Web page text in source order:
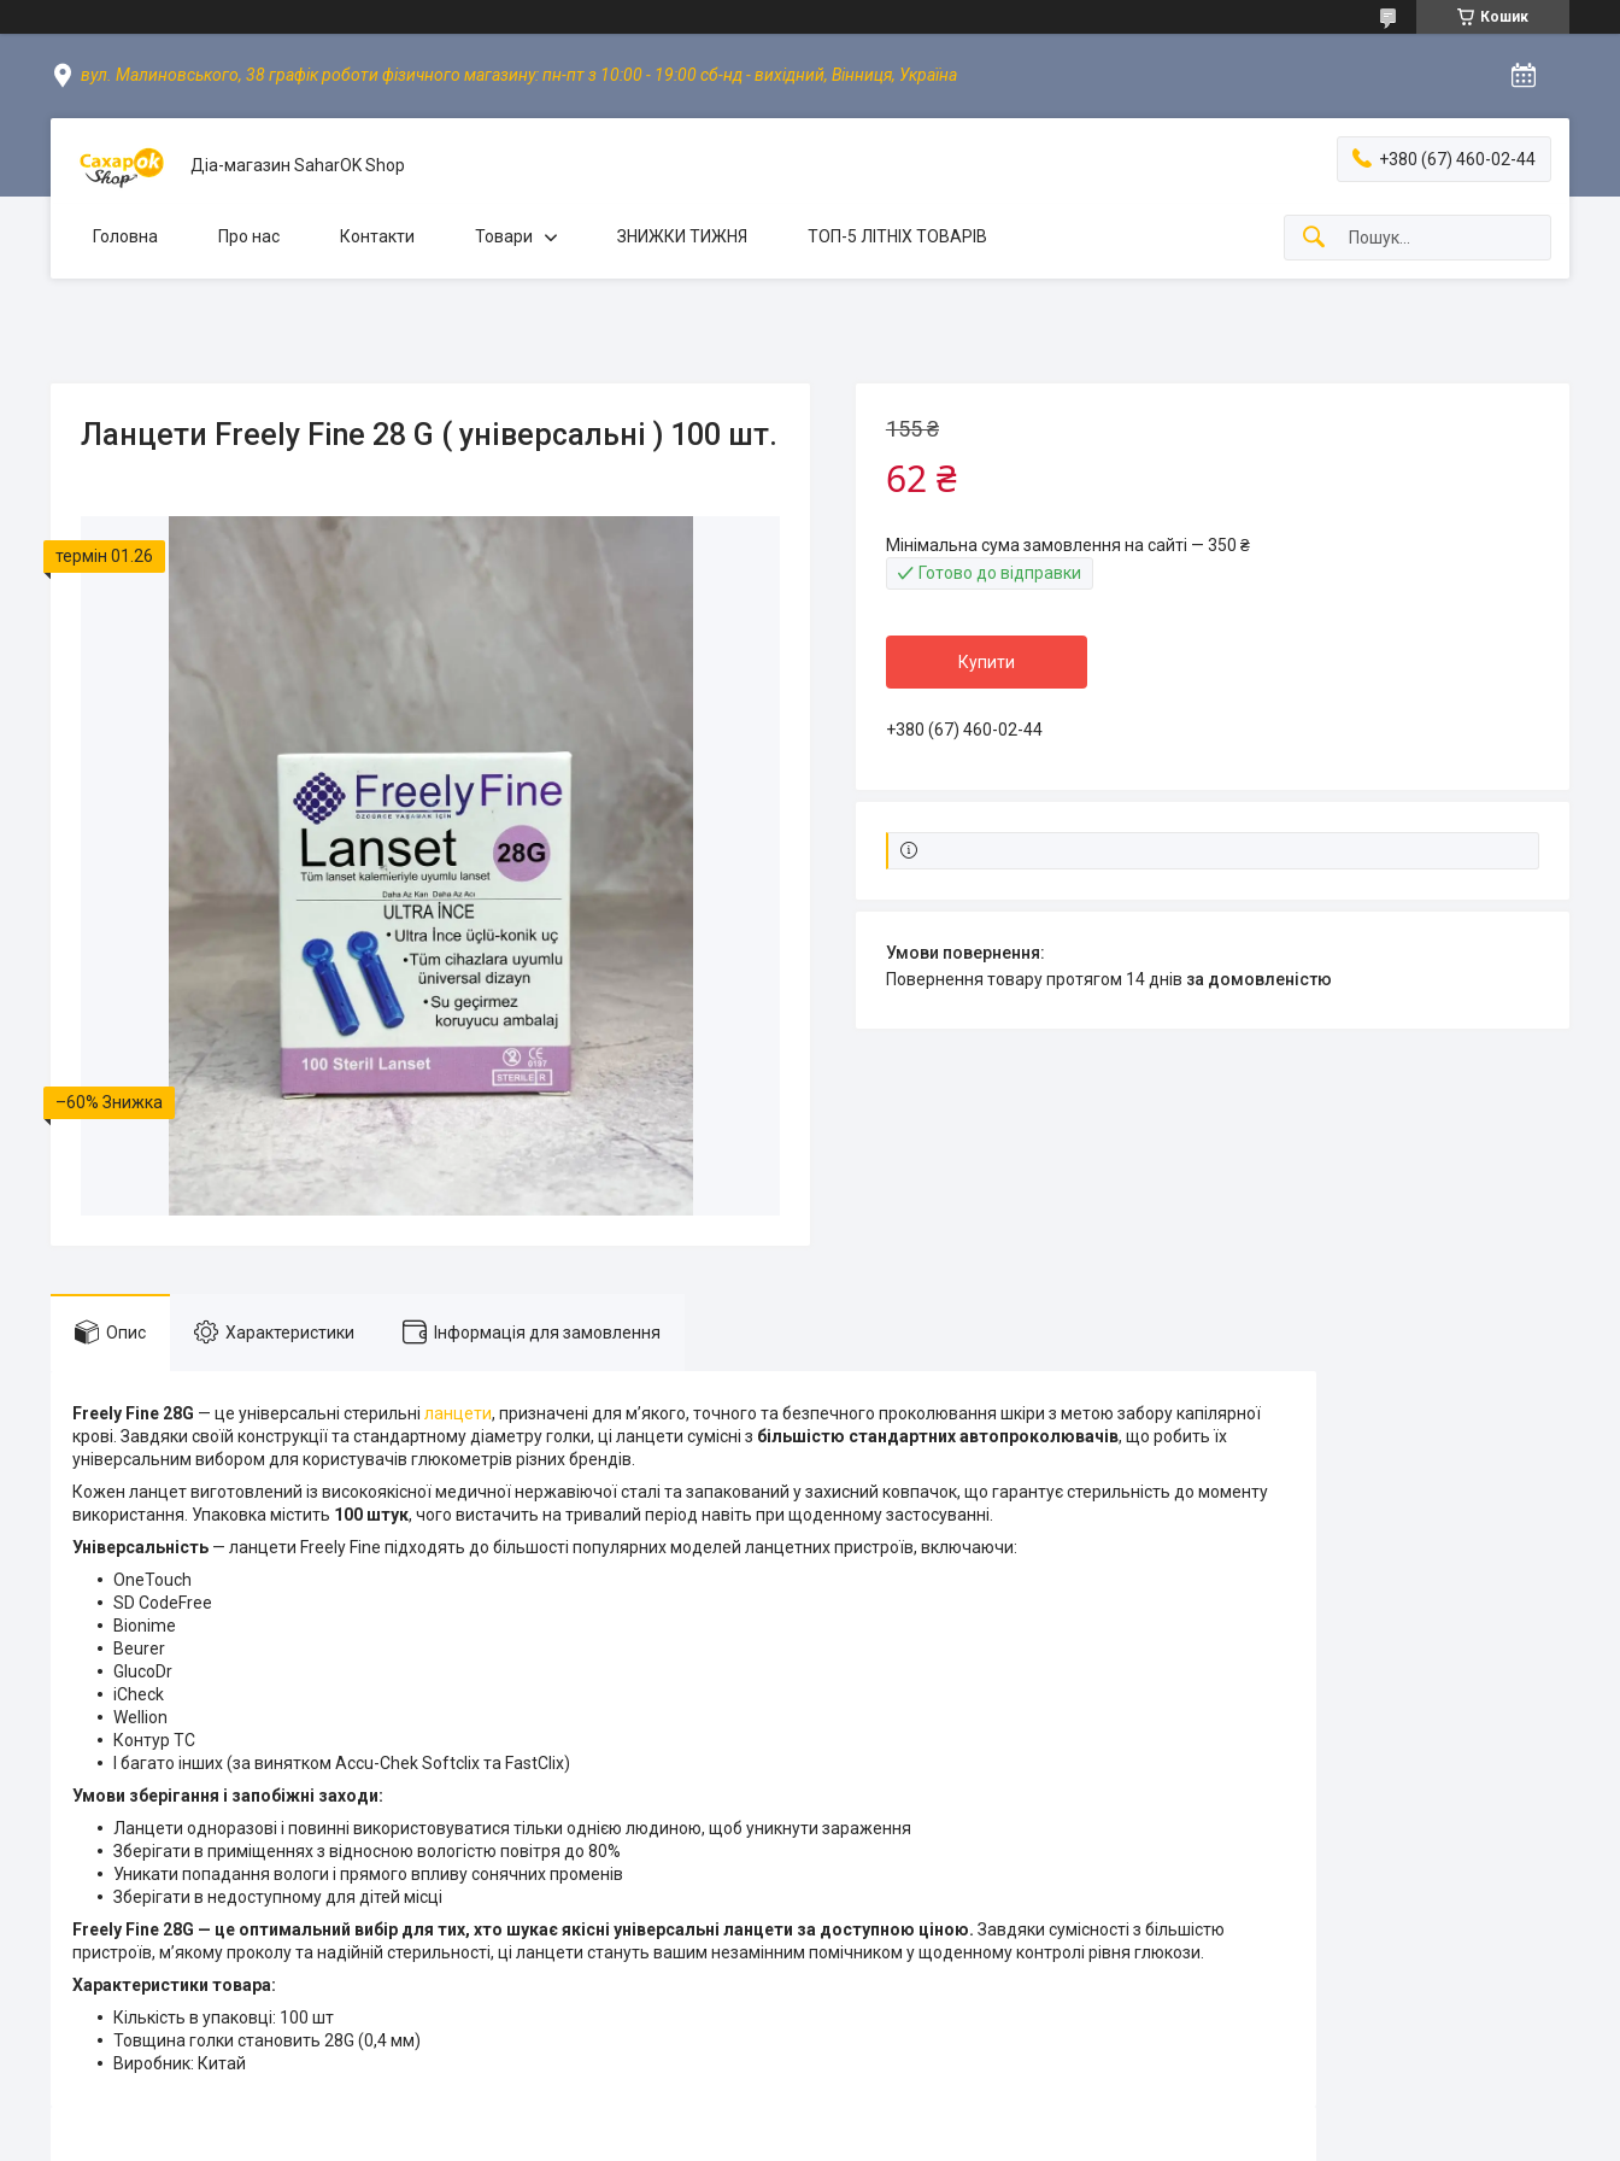
Кошик
вул. Малиновського, 38 графік роботи фізичного магазину: пн-пт з 10:00 - 19:00 сб-нд - вихідний, Вінниця, Україна
Діа-магазин SaharOK Shop +380 (67) 460-02-44
Головна Про нас Контакти Товари ЗНИЖКИ ТИЖНЯ ТОП-5 ЛІТНІХ ТОВАРІВ
Ланцети Freely Fine 28 G ( універсальні ) 100 шт.
термін 01.26
–60%
155 ₴
62 ₴
Мінімальна сума замовлення на сайті — 350 ₴
Готово до відправки
Купити
+380 (67) 460-02-44
повернення товару протягом 14 днів за домовленістю
Опис Характеристики Інформація для замовлення
Freely Fine 28G — це універсальні стерильні ланцети, призначені для м’якого, точного та безпечного проколювання шкіри з метою забору капілярної
крові. Завдяки своїй конструкції та стандартному діаметру голки, ці ланцети сумісні з більшістю стандартних автопроколювачів, що робить їх
універсальним вибором для користувачів глюкометрів різних брендів.
Кожен ланцет виготовлений із високоякісної медичної нержавіючої сталі та запакований у захисний ковпачок, що гарантує стерильність до моменту
використання. Упаковка містить 100 штук, чого вистачить на тривалий період навіть при щоденному застосуванні.
Універсальність — ланцети Freely Fine підходять до більшості популярних моделей ланцетних пристроїв, включаючи:
OneTouch
SD CodeFree
Bionime
Beurer
GlucoDr
iCheck
Wellion
Контур ТС
І багато інших (за винятком Accu-Chek Softclix та FastClix)
Умови зберігання і запобіжні заходи:
Ланцети одноразові і повинні використовуватися тільки однією людиною, щоб уникнути зараження
Зберігати в приміщеннях з відносною вологістю повітря до 80%
Уникати попадання вологи і прямого впливу сонячних променів
Зберігати в недоступному для дітей місці
Freely Fine 28G — це оптимальний вибір для тих, хто шукає якісні універсальні ланцети за доступною ціною. Завдяки сумісності з більшістю
пристроїв, м’якому проколу та надійній стерильності, ці ланцети стануть вашим незамінним помічником у щоденному контролі рівня глюкози.
Характеристики товара:
Кількість в упаковці: 100 шт
Товщина голки становить 28G (0,4 мм)
Виробник: Китай